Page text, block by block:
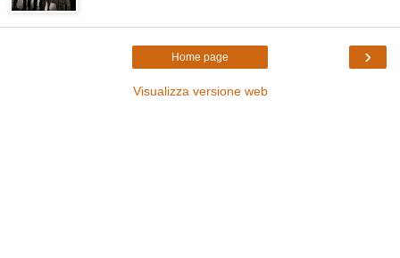
›
Home page
Visualizza versione web